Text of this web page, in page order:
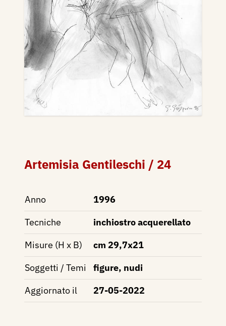
Artemisia Gentileschi / 24
Anno
1996
Tecniche
inchiostro acquerellato
Misure (H x B)
cm 29,7x21
Soggetti / Temi
figure, nudi
Aggiornato il
27-05-2022